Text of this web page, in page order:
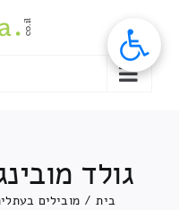
גולד
בית / מובילים